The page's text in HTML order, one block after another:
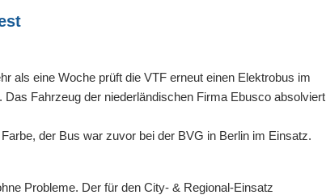
als eine Woche prüft die VTF erneut einen Elektrobus im
Das Fahrzeug der niederländischen Firma Ebusco absolviert
der Bus war zuvor bei der BVG in Berlin im Einsatz.
Probleme. Der für den City- & Regional-Einsatz